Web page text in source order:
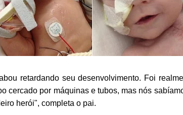
retardando seu desenvolvimento. Foi
cercado por máquinas e tubos, mas nós
herói", completa o pai.